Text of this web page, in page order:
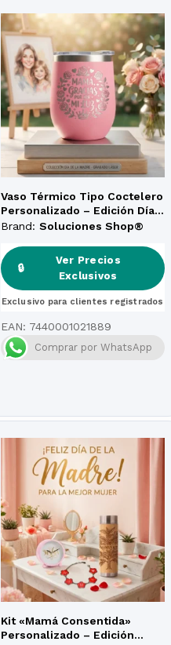
Vaso Térmico Tipo Coctelero
Personalizado – Edición Día
de la Madre – Grabado Láser
Brand: Soluciones Shop®
🔒
Ver Precios
Exclusivos
Exclusivo para clientes registrados
EAN: 7440001021889
Comprar por WhatsApp
Kit «Mamá Consentida»
Personalizado – Edición